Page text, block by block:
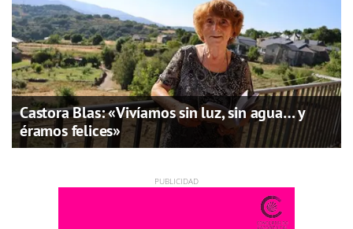
Castora Blas: «Vivíamos sin luz, sin agua… y
éramos felices»